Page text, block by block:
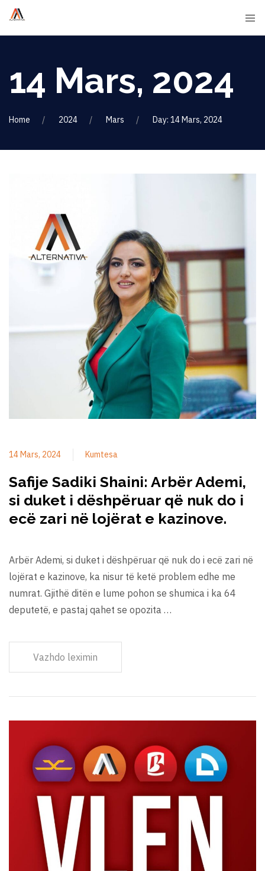
14 Mars, 2024
Home 2024 Mars Day: 14 Mars, 2024
14 Mars, 2024 Kumtesa
Safije Sadiki Shaini: Arbër Ademi,
si duket i dëshpëruar që nuk do i
ecë zari në lojërat e kazinove.
Arbër Ademi, si duket i dëshpëruar që nuk do i ecë zari në
lojërat e kazinove, ka nisur të ketë problem edhe me
numrat. Gjithë ditën e lume pohon se shumica i ka 64
deputetë, e pastaj qahet se opozita …
Vazhdo leximin